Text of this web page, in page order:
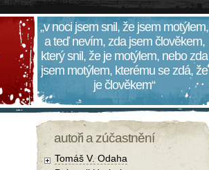
„v noci jsem snil, že jsem motýlem,
a teď nevím, zda jsem člověkem,
který snil, že je motýlem, nebo zda
jsem motýlem, kterému se zdá, že
je člověkem“
autoři a zúčastnění
Tomáš V. Odaha